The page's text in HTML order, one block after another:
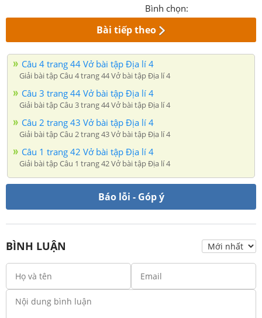
Bình chọn:
Bài tiếp theo
Câu 4 trang 44 Vở bài tập Địa lí 4
Giải bài tập Câu 4 trang 44 Vở bài tập Địa lí 4
Câu 3 trang 44 Vở bài tập Địa lí 4
Giải bài tập Câu 3 trang 44 Vở bài tập Địa lí 4
Câu 2 trang 43 Vở bài tập Địa lí 4
Giải bài tập Câu 2 trang 43 Vở bài tập Địa lí 4
Câu 1 trang 42 Vở bài tập Địa lí 4
Giải bài tập Câu 1 trang 42 Vở bài tập Địa lí 4
Báo lỗi - Góp ý
BÌNH LUẬN